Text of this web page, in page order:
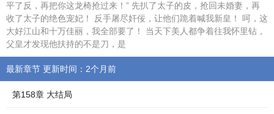
平了反，再把你这龙椅抢过来！” 先扒了太子的皮，抢回未婚妻，再
收了太子的绝色宠妃！ 反手屠尽奸佞，让他们跪着喊我新皇！ 呵，这
大好江山和十万佳丽，我全部要了！ 当天下美人都争着往我怀里钻，
父皇才发现他扶持的不是刀，是
最新章节 更新时间：2个月前
第158章 大结局